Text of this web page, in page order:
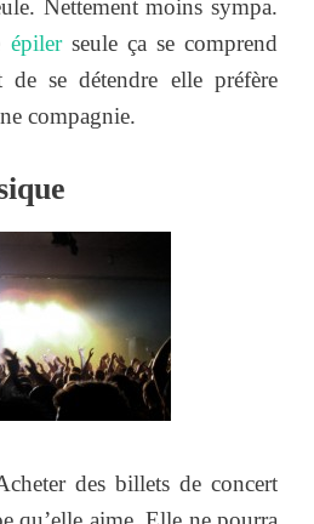
Nettement moins sympa.
épilerseule ça se comprend
de se détendre elle préfère
compagnie.
des billets de concert